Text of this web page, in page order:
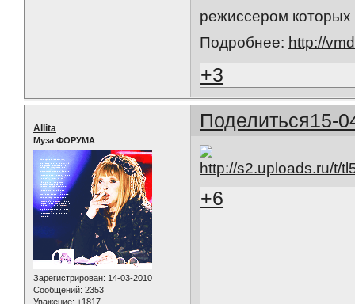
режиссером
Подробнее: http://
+3
Поделиться15-
Allita
Муза ФОРУМА
Зарегистрирован: 14-03-2010
Сообщений: 2353
Уважение: +1817
+6